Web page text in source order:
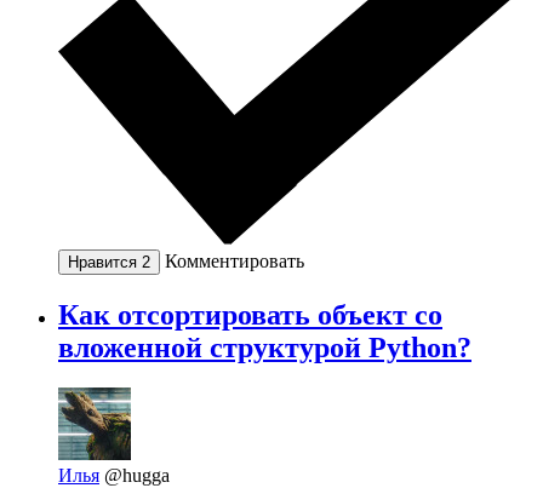
Нравится 2 Комментировать
Как отсортировать объект со
вложенной структурой Python?
Илья @hugga